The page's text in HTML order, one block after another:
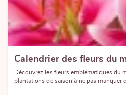
Calendrier des fleurs du
Découvrez les fleurs emblématiques du
plantations de saison à ne pas manquer